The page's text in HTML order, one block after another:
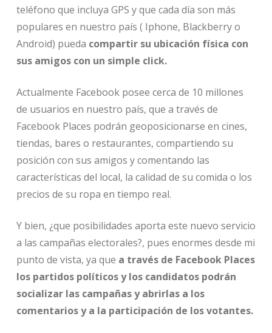
teléfono que incluya GPS y que cada día son más
populares en nuestro país ( Iphone, Blackberry o
Android) pueda compartir su ubicación física con
sus amigos con un simple click.
Actualmente Facebook posee cerca de 10 millones
de usuarios en nuestro país, que a través de
Facebook Places podrán geoposicionarse en cines,
tiendas, bares o restaurantes, compartiendo su
posición con sus amigos y comentando las
características del local, la calidad de su comida o los
precios de su ropa en tiempo real.
Y bien, ¿que posibilidades aporta este nuevo servicio
a las campañas electorales?, pues enormes desde mi
punto de vista, ya que a través de Facebook Places
los partidos políticos y los candidatos podrán
socializar las campañas y abrirlas a los
comentarios y a la participación de los votantes.